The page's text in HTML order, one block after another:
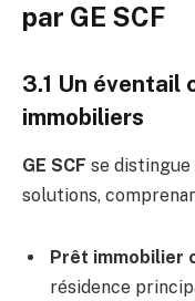
par GE SCF
3.1 Un éventail
immobiliers
GE SCF se distingue
solutions,
Prêt immobilier
résidence